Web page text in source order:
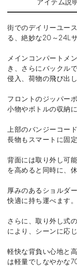
街でのデイリーユー
る、絶妙な20～24L
メインコンパートメ
き、さらにバックル
侵入、荷物の飛び出
フロントのジッパー
小物やボトルの収納に
上部のバンジーコー
長物もスマートに固定
背面には取り外し可
を高めると同時に、
厚みのあるショルダ
快適に持ち運べます。
さらに、取り外し式
により、シーンに応
軽快な背負い心地と
は軽量でしなやかな